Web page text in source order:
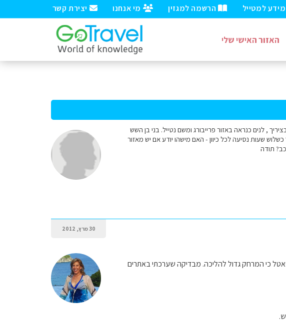
יצירת קשר מי אנחנו הרשמה למגזין מידע למטייל
האזור האישי שלי
, לנים כנראה באזור פרייבורג ומשם נטייל. בני בן השש
שעות נסיעה לכל כיוון - האם מישהו יודע אם יש מאזור
תודה
30 מרץ, 2012
כי המרחק גדול להליכה. מבדיקה שערכתי באתרים